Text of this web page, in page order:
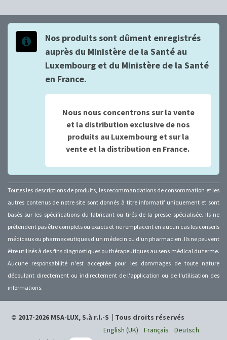
Nos produits sont dûment enregistrés
auprès du Ministère de la Santé au
Luxembourg et du Ministère de la Santé
en France.
Nous nous concentrons sur la vente
et la distribution exclusive de nos
produits au Luxembourg et sur la
vente et la distribution en France.
Toutes les descriptions de produits, les recommandations de consommation et les
autres contenus de notre site sont donnés à titre informatif uniquement et sont
basés sur les spécifications du fabricant ou tirés de la presse spécialisée. Ils ne
prétendent pas être complets ou exacts et ne remplacent en aucun cas les conseils
médicaux ou pharmaceutiques d'un médecin ou d'un pharmacien. Ils ne peuvent
être utilisés à des fins diagnostiques ou thérapeutiques au sens médical du terme.
Aucune responsabilité n'est acceptée pour les dommages de toute nature
découlant directement ou indirectement de l'application ou de l'utilisation des
informations.
© 2017-2026 MSA-LUX, S.à r.l.-S | Tous droits réservés
English (UK)
Français
Deutsch